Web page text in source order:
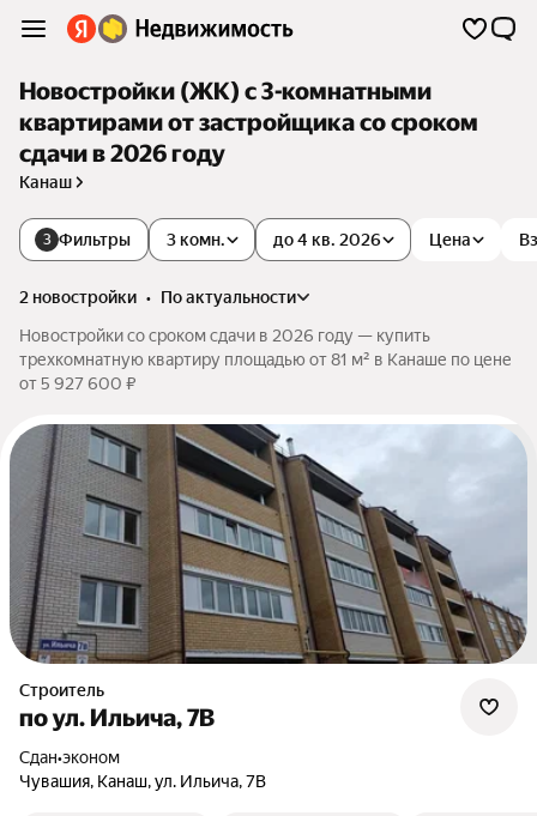
Новостройки (ЖК) с 3-комнатными
квартирами от застройщика со сроком
сдачи в 2026 году
Канаш
3 Фильтры Цена
3 комн. до 4 кв. 2026
2 новостройки •
по актуальности
Новостройки со сроком сдачи в 2026 году — купить
трехкомнатную квартиру площадью от 81 м² в Канаше по цене
от 5 927 600 ₽
Строитель
по ул. Ильича, 7В
Сдан•эконом
Чувашия, Канаш, ул. Ильича, 7В